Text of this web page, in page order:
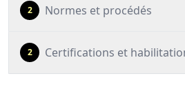
2 Normes et procédés
2 Certifications et